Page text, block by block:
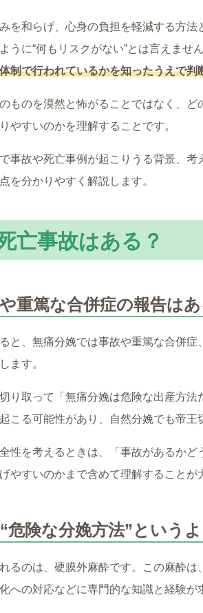
を和らげ、心身の負担を軽減する方
うに“何もリスクがない”とは言えま
制で行われているかを知ったうえで判
ものを漠然と怖がることではなく、
やすいのかを理解することです。
事故や死亡事例が起こりうる背景、
を分かりやすく解説します。
亡事故はある？
重篤な合併症の報告は
と、無痛分娩では事故や重篤な合併
ます。
り取って「無痛分娩は危険な出産方
こる可能性があり、自然分娩でも帝王
性を考えるときは、「事故があるか
やすいのかまで含めて理解することが
危険な分娩方法”という
るのは、硬膜外麻酔です。この麻酔
への対応などに専門的な知識と経験が